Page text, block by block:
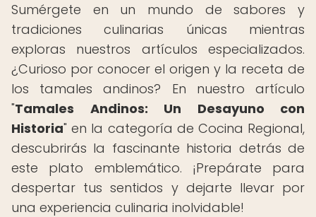
Sumérgete en un mundo de sabores y
tradiciones culinarias únicas mientras
exploras nuestros artículos especializados.
¿Curioso por conocer el origen y la receta de
los tamales andinos? En nuestro artículo
"Tamales Andinos: Un Desayuno con
Historia" en la categoría de Cocina Regional,
descubrirás la fascinante historia detrás de
este plato emblemático. ¡Prepárate para
despertar tus sentidos y dejarte llevar por
una experiencia culinaria inolvidable!